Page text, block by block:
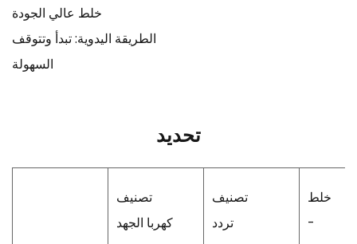
خلط عالي الجودة
الطريقة اليدوية: تبدأ وتتوقف
السهولة
تحديد
تصنيف
كهربا الجهد
تصنيف
تردد
خلط
-